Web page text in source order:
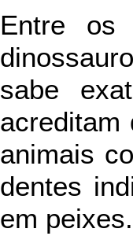
Entre os
sabe
acreditam
animais
dentes
em peixes.